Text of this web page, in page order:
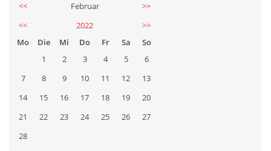
<< Februar
>>
<<
2022
>>
Mo
Die Mi Do Fr Sa
So
1
2 3 4 5
6
7
8 9 10 11 12
13
14
15 16 17 18 19
20
21
22 23 24 25 26
27
28